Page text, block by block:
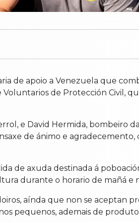
de apoio a Venezuela que
de Protección Civil,
e David Hermida, bombeiro
de ánimo e
de axuda destinada á
durante o horario de mañá
aínda que non se aceptan
pequenos, ademais de